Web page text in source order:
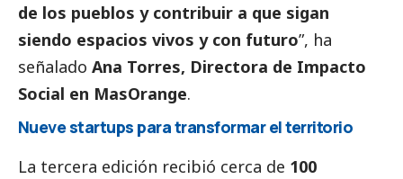
de los pueblos y contribuir a que sigan
siendo espacios vivos y con futuro”, ha
señalado Ana Torres, Directora de Impacto
Social en MasOrange.
Nueve startups para transformar el territorio
La tercera edición recibió cerca de 100